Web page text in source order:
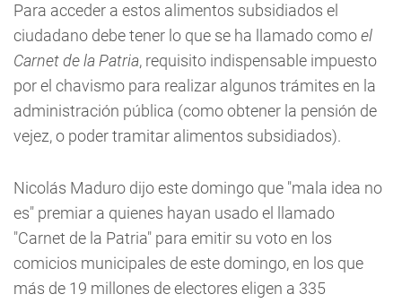
Para acceder a estos alimentos subsidiados el
ciudadano debe tener lo que se ha llamado comoel
Carnet de la Patria, requisito indispensable impuesto
por el chavismo para realizar algunos trámites en la
administración pública (como obtener la pensión de
vejez, o poder tramitar alimentos subsidiados).
Nicolás Maduro dijo este domingo que "mala idea no
es" premiar a quienes hayan usado el llamado
"Carnet de la Patria" para emitir su voto en los
comicios municipales de este domingo, en los que
más de 19 millones de electores eligen a 335